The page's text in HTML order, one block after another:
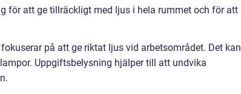
för att ge tillräckligt med ljus i hela rummet och för att
på att ge riktat ljus vid arbetsområdet. Det kan
Uppgiftsbelysning hjälper till att undvika